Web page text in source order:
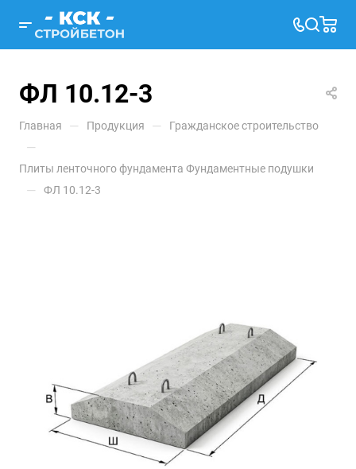
ФЛ 10.12-3
Главная — Продукция — Гражданское строительство
—
Плиты ленточного фундамента Фундаментные подушки
— ФЛ 10.12-3